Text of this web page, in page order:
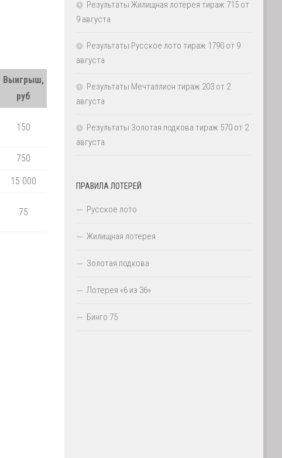
Выигрыш,
руб
150
750
15 000
75
Результаты Жилищная лотерея тираж 715 от
9 августа
Результаты Русское лото тираж 1790 от 9
августа
Результаты Мечталлион тираж 203 от 2
августа
Результаты Золотая подкова тираж 570 от 2
августа
ПРАВИЛА ЛОТЕРЕЙ
Русское лото
Жилищная лотерея
Золотая подкова
Лотерея «6 из 36»
Бинго 75